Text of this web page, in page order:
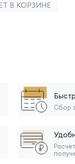
В КОРЗИНЕ
Сбор